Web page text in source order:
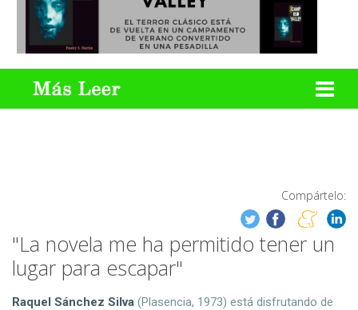
Compártelo:
"La novela me ha permitido tener un
lugar para escapar"
Raquel Sánchez Silva (Plasencia, 1973) está disfrutando de